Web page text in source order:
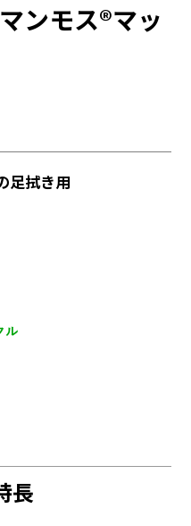
ンモス®マッ
足拭き用
長